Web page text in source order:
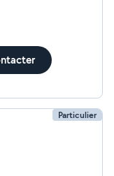
Particulier